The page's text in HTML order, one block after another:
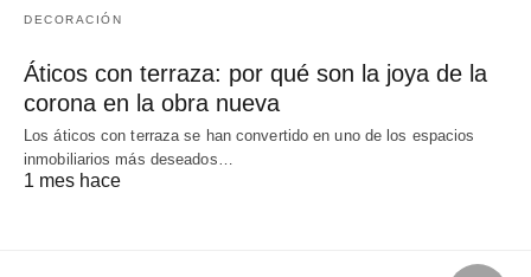
DECORACIÓN
Áticos con terraza: por qué son la joya de la
corona en la obra nueva
Los áticos con terraza se han convertido en uno de los espacios
inmobiliarios más deseados…
1 mes hace